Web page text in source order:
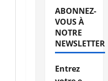
ABONNEZ-
VOUS À
NOTRE
NEWSLETTER
Entrez